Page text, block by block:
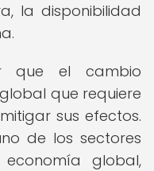
la disponibilidad
que el cambio
que requiere
sus efectos.
de los sectores
global,